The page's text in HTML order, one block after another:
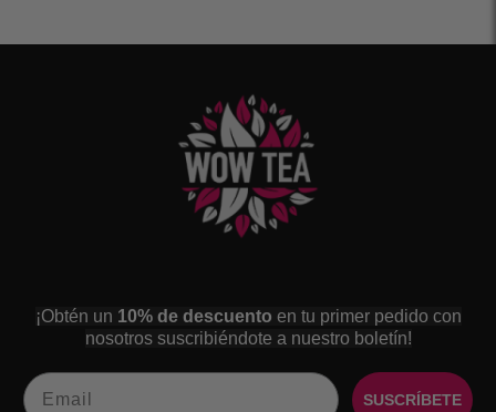
¡Obtén un 10% de descuento en tu primer pedido con
nosotros suscribiéndote a nuestro boletín!
Email
SUSCRÍBETE